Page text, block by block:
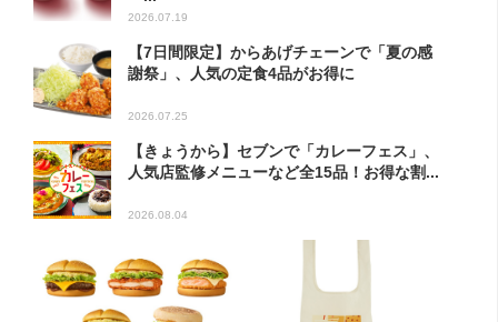
2026.07.19
【7日間限定】からあげチェーンで「夏の感
謝祭」、人気の定食4品がお得に
2026.07.25
【きょうから】セブンで「カレーフェス」、
人気店監修メニューなど全15品！お得な割...
2026.08.04